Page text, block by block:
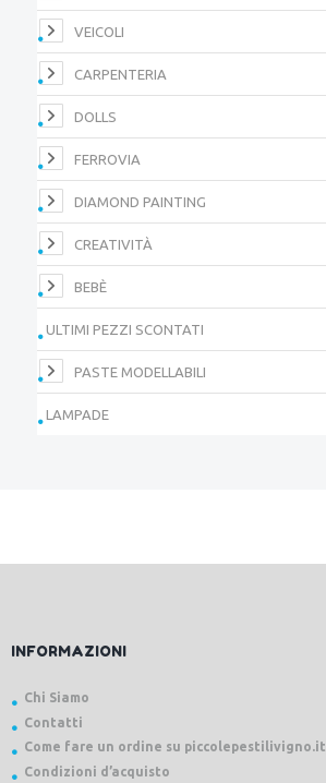
VEICOLI
CARPENTERIA
DOLLS
FERROVIA
DIAMOND PAINTING
CREATIVITÀ
BEBÈ
ULTIMI PEZZI SCONTATI
PASTE MODELLABILI
LAMPADE
INFORMAZIONI
Chi Siamo
Contatti
Come fare un ordine su piccolepestilivigno.it
Condizioni d’acquisto